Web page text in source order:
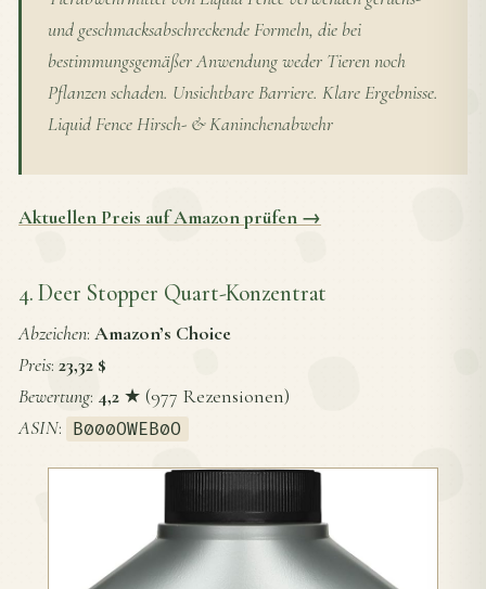
und geschmacksabschreckende Formeln, die bei
bestimmungsgemäßer Anwendung weder Tieren noch
Pflanzen schaden. Unsichtbare Barriere. Klare Ergebnisse.
Liquid Fence Hirsch- & Kaninchenabwehr
Aktuellen Preis auf Amazon prüfen →
4. Deer Stopper Quart-Konzentrat
Abzeichen: Amazon’s Choice
Preis: 23,32 $
Bewertung: 4,2 ★ (977 Rezensionen)
ASIN: B000OWEB0O